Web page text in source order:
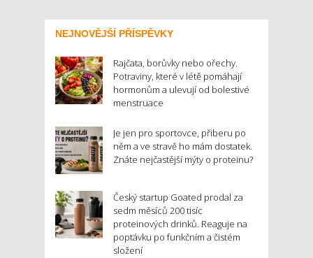
NEJNOVĚJŠÍ PŘÍSPĚVKY
Rajčata, borůvky nebo ořechy.
Potraviny, které v létě pomáhají
hormonům a ulevují od bolestivé
menstruace
Je jen pro sportovce, přiberu po
něm a ve stravě ho mám dostatek.
Znáte nejčastější mýty o proteinu?
Český startup Goated prodal za
sedm měsíců 200 tisíc
proteinových drinků. Reaguje na
poptávku po funkčním a čistém
složení